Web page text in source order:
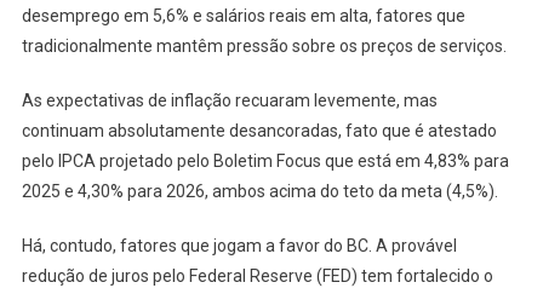
desemprego em 5,6% e salários reais em alta, fatores que
tradicionalmente mantêm pressão sobre os preços de serviços.
As expectativas de inflação recuaram levemente, mas
continuam absolutamente desancoradas, fato que é atestado
pelo IPCA projetado pelo Boletim Focus que está em 4,83% para
2025 e 4,30% para 2026, ambos acima do teto da meta (4,5%).
Há, contudo, fatores que jogam a favor do BC. A provável
redução de juros pelo Federal Reserve (FED) tem fortalecido o